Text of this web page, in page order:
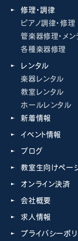
修理・調律
ピアノ調律・修理
管楽器修理・メン
各種楽器修理
レンタル
楽器レンタル
教室レンタル
ホールレンタル
新着情報
イベント情報
ブログ
教室生向けペー
オンライン決済
会社概要
求人情報
プライバシーポ